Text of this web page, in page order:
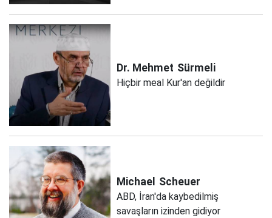
Dr. Mehmet Sürmeli
Hiçbir meal Kur'an değildir
Michael Scheuer
ABD, İran'da kaybedilmiş
savaşların izinden gidiyor